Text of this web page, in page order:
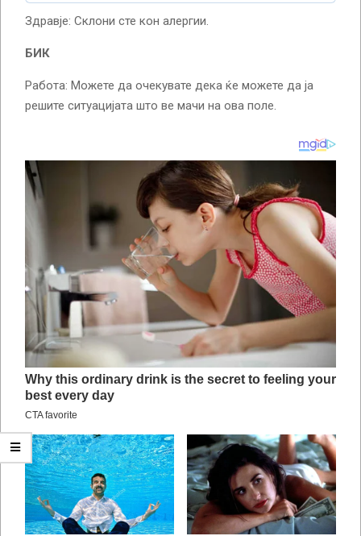
Здравје: Склони сте кон алергии.
БИК
Работа: Можете да очекувате дека ќе можете да ја
решите ситуацијата што ве мачи на ова поле.